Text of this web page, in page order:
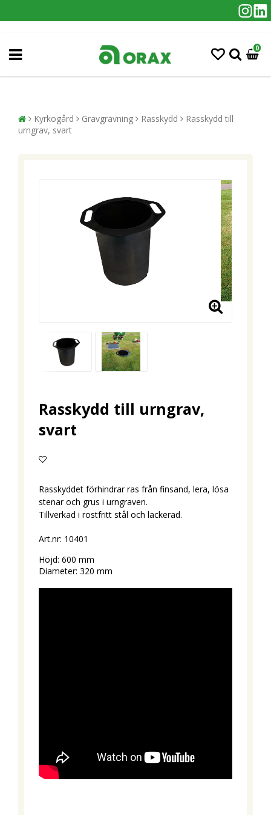
0
Kyrkogård Gravgrävning Rasskydd
Rasskydd till
urngrav, svart
Rasskydd till urngrav,
svart
Rasskyddet förhindrar ras från finsand, lera, lösa
stenar och grus i urngraven.
Tillverkad i rostfritt stål och lackerad.
Art.nr: 10401
Höjd: 600 mm
Diameter: 320 mm